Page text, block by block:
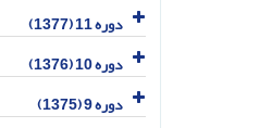
دوره 11 (1377)
دوره 10 (1376)
دوره 9 (1375)